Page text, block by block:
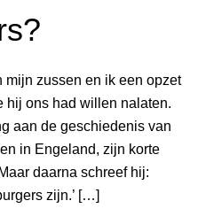
mijn zussen en ik een opzet
hij ons had willen nalaten.
aan de geschiedenis van
in Engeland, zijn korte
daarna schreef hij:
zijn.’ […]